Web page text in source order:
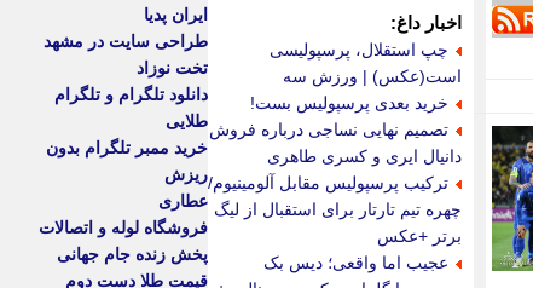
اخبار داغ:
چپ استقلال، پرسپولیسی
است(عکس) | ورزش سه
خرید بعدی پرسپولیس بست!
تصمیم نهایی نساجی درباره فروش
دانیال ایری و کسری طاهری
ترکیب پرسپولیس مقابل آلومینیوم/
چهره تیم تارتار برای استقبال از لیگ
برتر +عکس
عجیب اما واقعی؛ دیس بک
ایران پدیا
طراحی سایت در مشهد
تخت نوزاد
دانلود تلگرام و تلگرام
طلایی
خرید ممبر تلگرام بدون
ریزش
عطاری
فروشگاه لوله و اتصالات
پخش زنده جام جهانی
قیمت طلا دست دوم